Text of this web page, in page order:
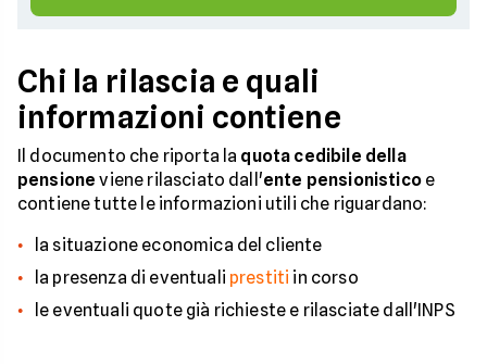
Chi la rilascia e quali
informazioni contiene
Il documento che riporta la quota cedibile della
pensione viene rilasciato dall'ente pensionisticoe
contiene tutte le informazioni utili che riguardano:
la situazione economica del cliente
la presenza di eventuali prestiti in corso
le eventuali quote già richieste e rilasciate dall'INPS